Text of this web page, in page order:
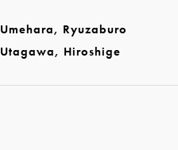
Umehara, Ryuzaburo
Utagawa, Hiroshige